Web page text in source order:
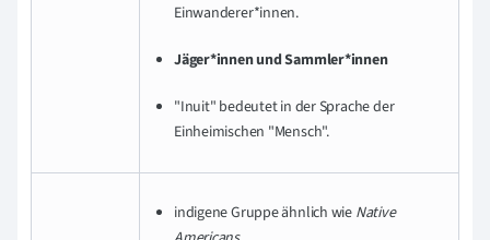
Einwanderer*innen.
Jäger*innen und Sammler*innen
"Inuit" bedeutet in der Sprache der
Einheimischen "Mensch".
indigene Gruppe ähnlich wie Native